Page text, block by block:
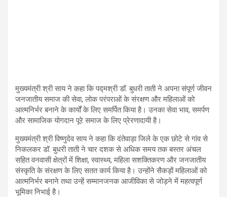
मुख्यमंत्री श्री साय ने कहा कि पद्मश्री डॉ. बुधरी ताती ने अपना संपूर्ण जीवन
जनजातीय समाज की सेवा, लोक परंपराओं के संरक्षण और महिलाओं को
आत्मनिर्भर बनाने के कार्यों के लिए समर्पित किया है। उनका सेवा भाव, समर्पण
और सामाजिक योगदान पूरे समाज के लिए प्रेरणादायी है।
मुख्यमंत्री श्री विष्णुदेव साय ने कहा कि दंतेवाड़ा जिले के एक छोटे से गांव से
निकलकर डॉ. बुधरी ताती ने चार दशक से अधिक समय तक बस्तर अंचल
सहित वनवासी क्षेत्रों में शिक्षा, स्वास्थ्य, महिला सशक्तिकरण और जनजातीय
संस्कृति के संरक्षण के लिए सतत कार्य किया है। उन्होंने सैकड़ों महिलाओं को
आत्मनिर्भर बनाने तथा उन्हें सम्मानजनक आजीविका से जोड़ने में महत्वपूर्ण
भूमिका निभाई है।